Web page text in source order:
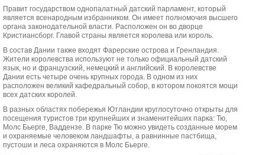
Правит государством однопалатный датский парламент, который
является всенародным избранником. Он имеет полномочия высшего
органа законодательной власти. Расположен он во дворце
Кристиансборг. Главой страны является королева или король.
В состав Дании также входят Фарерские острова и Гренландия.
Жители королевства используют не только официальный датский
язык, но и французский, немецкий и английский. В королевстве
Дании есть четыре очень крупных города. В одном из них
расположен великий кафедральный собор, в котором покоятся мощи
всех датских королей.
В разных областях побережья Ютландии круглосуточно открыты для
посещения туристов три крупнейших и знаменитейших парка: Тю,
Молс Бьерге, Ваддензе. В парке Тю можно увидеть созданные морем
и охраняемые человеком ландшафты, а равнинные пастбища,
пустоши и леса охраняются в Молс Бьерге.